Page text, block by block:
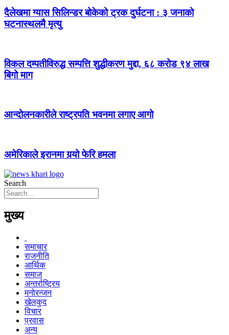
दैलेखमा ग्यास सिलिन्डर बोकेको ट्रक दुर्घटना : ३ जनाको
घटनास्थलमै मृत्यु
विकल दम्पतीविरुद्ध सम्पत्ति शुद्धीकरण मुद्दा, ६८ करोड ९४ लाख
बिगो माग
आन्दोलनकारीले राष्ट्रपति भवनमा लगाए आगो
अमेरिकाले इरानमा गर्‍यो फेरि हमला
Search
मुख्य
समाचार
राजनीति
आर्थिक
समाज
अन्तर्राष्ट्रिय
मनोरन्जन
खेलकुद
विचार
प्रवास
अन्य